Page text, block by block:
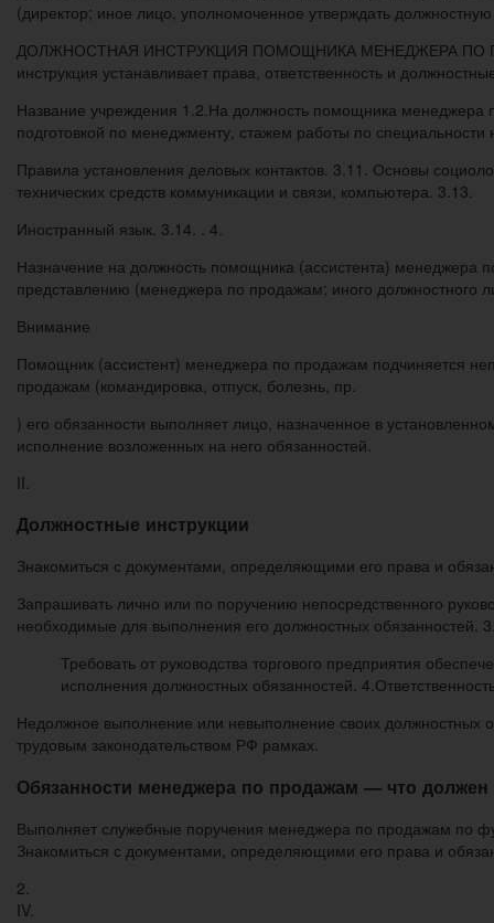
(директор; иное лицо, уполномоченное утверждать
ДОЛЖНОСТНАЯ ИНСТРУКЦИЯ ПОМОЩНИКА МЕНЕДЖЕРА ПО
инструкция устанавливает права, ответственность и
Название учреждения 1.2.На должность помощника
подготовкой по менеджменту, стажем работы по
Правила установления деловых контактов. 3.11. Основы
технических средств коммуникации и связи, компьютера. 3.13.
Иностранный язык. 3.14. . 4.
Назначение на должность помощника (ассистента) менеджера
представлению (менеджера по продажам; иного должностного
Внимание
Помощник (ассистент) менеджера по продажам подчиняется
продажам (командировка, отпуск, болезнь, пр.
) его обязанности выполняет лицо, назначенное в
исполнение возложенных на него обязанностей.
II.
Должностные инструкции
Знакомиться с документами, определяющими его права и
Запрашивать лично или по поручению непосредственного
необходимые для выполнения его должностных обязанностей.
Требовать от руководства торгового предприятия
исполнения должностных обязанностей.
Недолжное выполнение или невыполнение своих должностных
трудовым законодательством РФ рамках.
Обязанности менеджера по продажам — что
Выполняет служебные поручения менеджера по продажам по
Знакомиться с документами, определяющими его права и
2.
IV.